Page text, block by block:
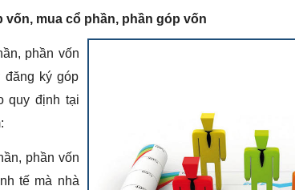
mua cổ phần, phần góp vốn
phần vốn
ký góp
quy định tại
phần vốn
tế mà nhà